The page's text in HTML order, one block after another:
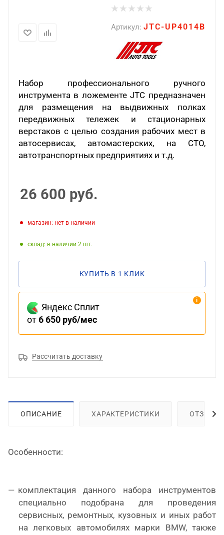
Артикул: JTC-UP4014B
Набор профессионального ручного
инструмента в ложементе JTC предназначен
для размещения на выдвижных полках
передвижных тележек и стационарных
верстаков с целью создания рабочих мест в
автосервисах, автомастерских, на СТО,
автотранспортных предприятиях и т.д.
26 600 руб.
Магазин: нет в наличии
Склад: в наличии 2
КУПИТЬ В 1 КЛИК
Яндекс Сплит
от6 650 руб/мес
Рассчитать доставку
ОПИСАНИЕ ХАРАКТЕРИСТИКИ ОТЗЫВЫ
Особенности:
комплектация данного набора инструментов
специально подобрана для проведения
сервисных, ремонтных, кузовных и иных работ
на легковых автомобилях марки BMW, также